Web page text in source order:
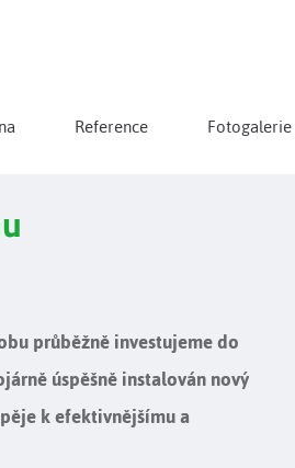
Reference
průběžně investujeme do
úspěšně instalován nový
k efektivnějšímu a